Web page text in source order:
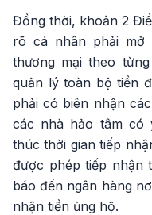
Đồng thời, khoản 2
rõ cá nhân phải mở
thương mại theo
quản lý toàn bộ tiền
phải có biên nhận
các nhà hảo tâm có
thúc thời gian tiếp
được phép tiếp nhận
báo đến ngân hàng
nhận tiền ủng hộ.